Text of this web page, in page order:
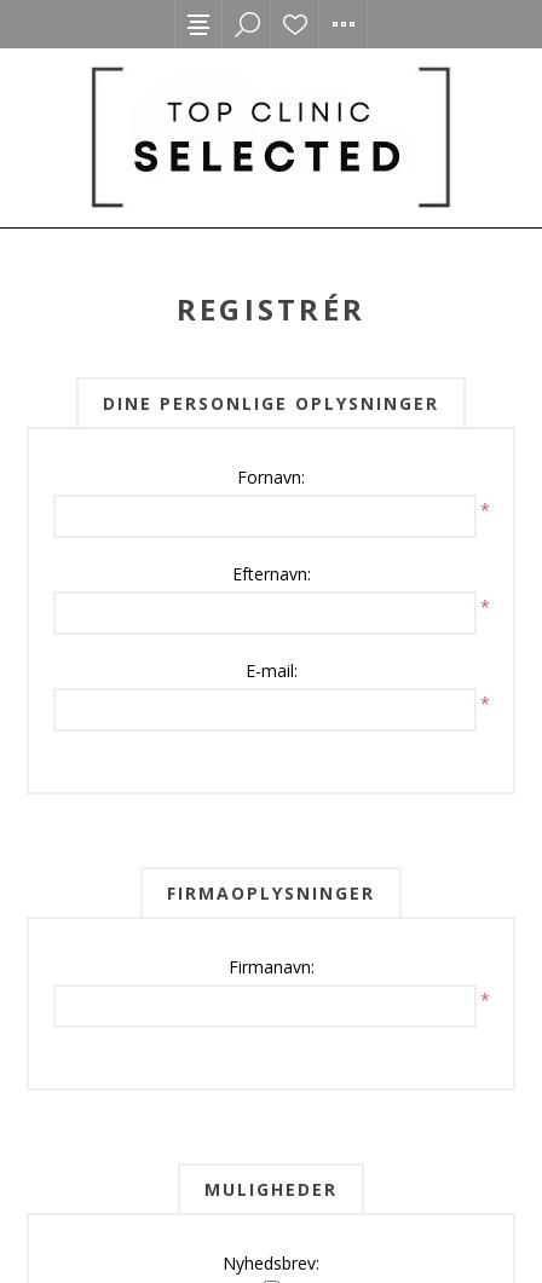
REGISTRÉR
DINE PERSONLIGE OPLYSNINGER
Fornavn:
*
Efternavn:
*
E-mail:
*
FIRMAOPLYSNINGER
Firmanavn:
*
MULIGHEDER
Nyhedsbrev: